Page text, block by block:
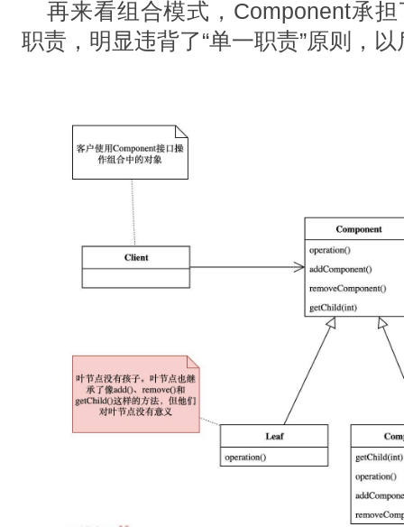
再来看组合模式，Component承
职责，明显违背了“单一职责”原则，